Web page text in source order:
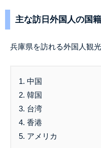
主な訪日外国人の国籍
兵庫県を訪れる外国人観
1. 中国
2. 韓国
3. 台湾
4. 香港
5. アメリカ